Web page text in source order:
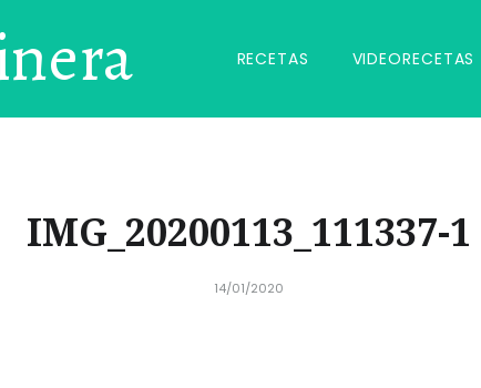
RECETAS VIDEORECETAS
IMG_20200113_111337-1
14/01/2020